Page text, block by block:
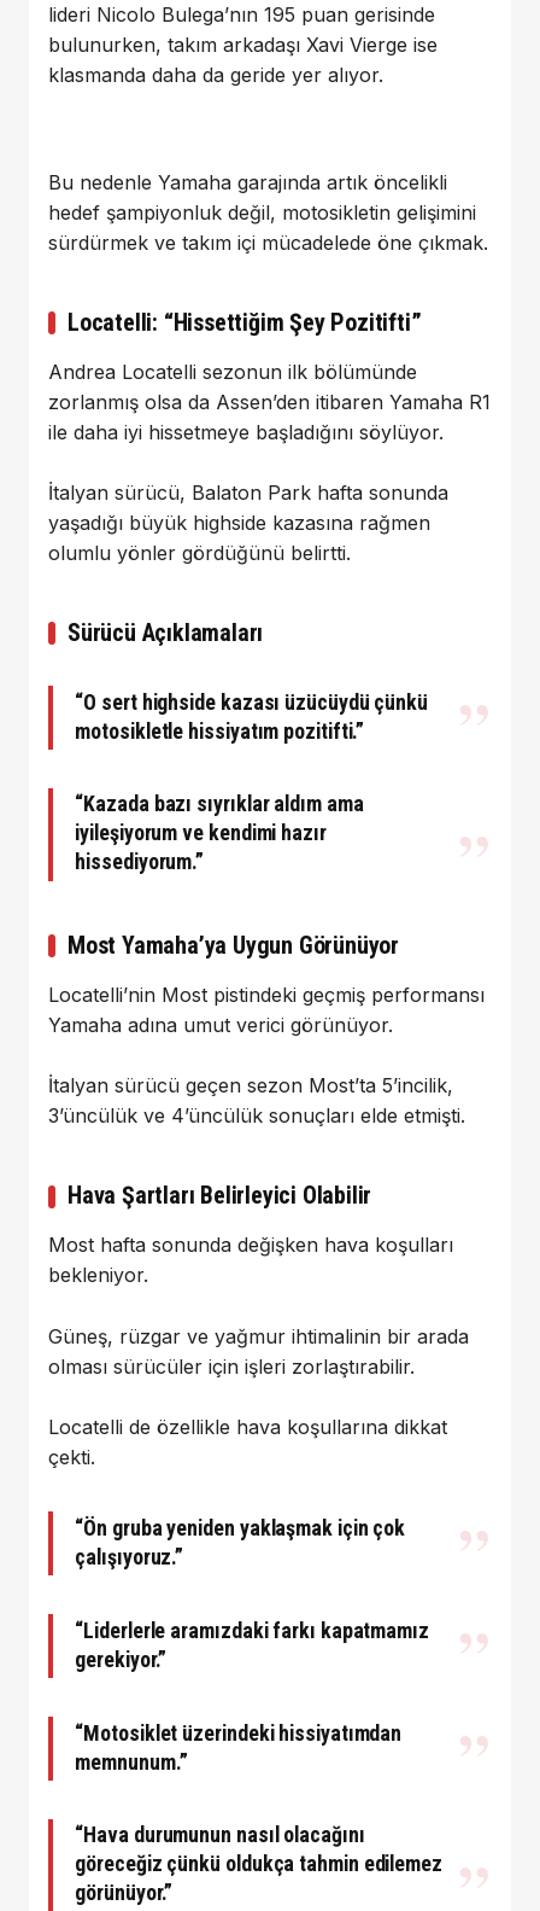
lideri Nicolo Bulega’nın 195 puan gerisinde
bulunurken, takım arkadaşı Xavi Vierge ise
klasmanda daha da geride yer alıyor.
Bu nedenle Yamaha garajında artık öncelikli
hedef şampiyonluk değil, motosikletin gelişimini
sürdürmek ve takım içi mücadelede öne çıkmak.
Locatelli: “Hissettiğim Şey Pozitifti”
Andrea Locatelli sezonun ilk bölümünde
zorlanmış olsa da Assen’den itibaren Yamaha R1
ile daha iyi hissetmeye başladığını söylüyor.
İtalyan sürücü, Balaton Park hafta sonunda
yaşadığı büyük highside kazasına rağmen
olumlu yönler gördüğünü belirtti.
Sürücü Açıklamaları
“O sert highside kazası üzücüydü çünkü
motosikletle hissiyatım pozitifti.”
“Kazada bazı sıyrıklar aldım ama
iyileşiyorum ve kendimi hazır
hissediyorum.”
Most Yamaha’ya Uygun Görünüyor
Locatelli’nin Most pistindeki geçmiş performansı
Yamaha adına umut verici görünüyor.
İtalyan sürücü geçen sezon Most’ta 5’incilik,
3’üncülük ve 4’üncülük sonuçları elde etmişti.
Hava Şartları Belirleyici Olabilir
Most hafta sonunda değişken hava koşulları
bekleniyor.
Güneş, rüzgar ve yağmur ihtimalinin bir arada
olması sürücüler için işleri zorlaştırabilir.
Locatelli de özellikle hava koşullarına dikkat
çekti.
“Ön gruba yeniden yaklaşmak için çok
çalışıyoruz.”
“Liderlerle aramızdaki farkı kapatmamız
gerekiyor.”
“Motosiklet üzerindeki hissiyatımdan
memnunum.”
“Hava durumunun nasıl olacağını
göreceğiz çünkü oldukça tahmin edilemez
görünüyor.”